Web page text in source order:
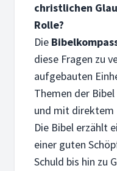
christlichen
Rolle?
Die
diese Fragen zu
aufgebauten
Themen der
und mit direktem
Die Bibel erzählt
einer guten
Schuld bis hin zu